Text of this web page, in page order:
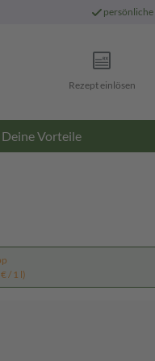
persönliche
Rezept einlösen
Deine Vorteile
/ 1 l)